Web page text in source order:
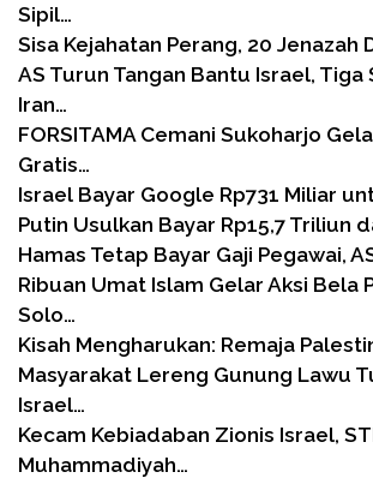
Sipil…
Sisa Kejahatan Perang, 20 Jenazah
AS Turun Tangan Bantu Israel, Tiga
Iran…
FORSITAMA Cemani Sukoharjo
Gratis…
Israel Bayar Google Rp731 Miliar
Putin Usulkan Bayar Rp15,7 Triliun
Hamas Tetap Bayar Gaji Pegawai,
Ribuan Umat Islam Gelar Aksi Bela
Solo…
Kisah Mengharukan: Remaja
Masyarakat Lereng Gunung Lawu
Israel…
Kecam Kebiadaban Zionis Israel,
Muhammadiyah…